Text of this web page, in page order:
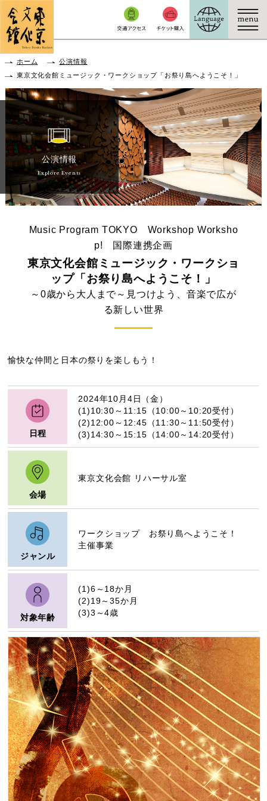
本文へ移動
ホーム
公演情報
東京文化会館ミュージック・ワークショップ「お祭り島へようこそ！」
公演情報
Explore Events
Music Program TOKYO Workshop Worksho
p! 国際連携企画
東京文化会館ミュージック・ワークショ
ップ「お祭り島へようこそ！」
～0歳から大人まで～見つけよう、音楽で広が
る新しい世界
愉快な仲間と日本の祭りを楽しもう！
日程
2024年10月4日（金）
(1)10:30～11:15（10:00～10:20受付）
(2)12:00～12:45（11:30～11:50受付）
(3)14:30～15:15（14:00～14:20受付）
会場
東京文化会館 リハーサル室
ジャンル
ワークショップ お祭り島へようこそ！
主催事業
対象年齢
(1)6～18か月
(2)19～35か月
(3)3～4歳